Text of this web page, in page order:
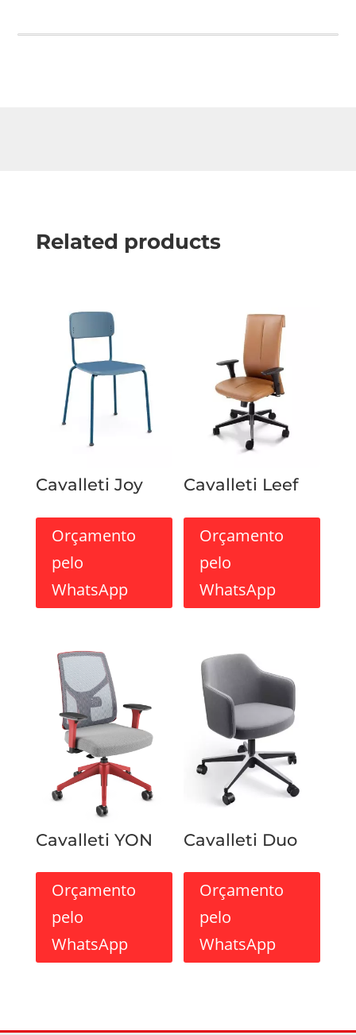
Related products
Cavalleti Joy
Orçamento
pelo
WhatsApp
Cavalleti Leef
Orçamento
pelo
WhatsApp
Cavalleti YON
Orçamento
pelo
WhatsApp
Cavalleti Duo
Orçamento
pelo
WhatsApp